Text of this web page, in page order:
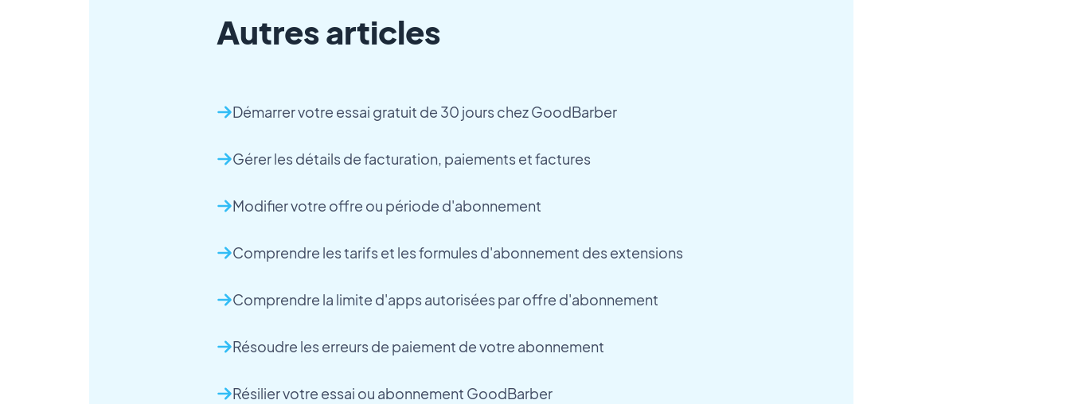
Autres articles
Démarrer votre essai gratuit de 30 jours chez GoodBarber
Gérer les détails de facturation, paiements et factures
Modifier votre offre ou période d'abonnement
Comprendre les tarifs et les formules d'abonnement des extensions
Comprendre la limite d'apps autorisées par offre d'abonnement
Résoudre les erreurs de paiement de votre abonnement
Résilier votre essai ou abonnement GoodBarber